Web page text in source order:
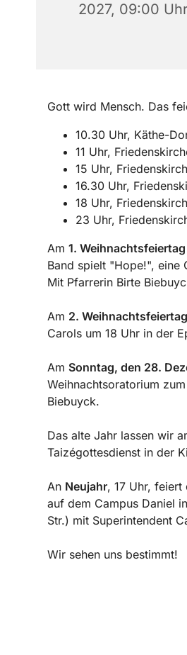
2027, 09:00 Uhr
Gott wird Mensch. Das
10.30 Uhr, Käthe-
11 Uhr,
15 Uhr,
16.30 Uhr,
18 Uhr,
23 Uhr,
Am 1. Weihnachtsfeiertag
Band spielt "Hope!", eine
Mit Pfarrerin Birte
Am 2. Weihnachtsfeiertag
Carols um 18 Uhr in der
Am Sonntag, den 28.
Weihnachtsoratorium
Biebuyck.
Das alte Jahr lassen wir
Taizégottesdienst in der
An Neujahr, 17 Uhr, feiert
auf dem Campus Daniel
Str.) mit Superintendent
Wir sehen uns bestimmt!